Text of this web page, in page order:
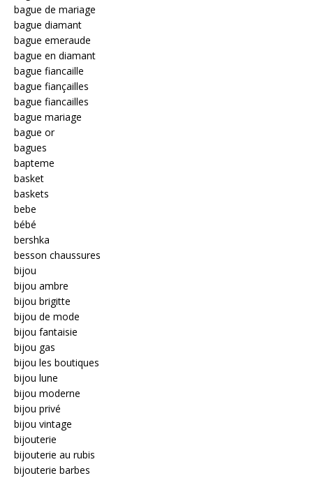
bague de mariage
bague diamant
bague emeraude
bague en diamant
bague fiancaille
bague fiançailles
bague fiancailles
bague mariage
bague or
bagues
bapteme
basket
baskets
bebe
bébé
bershka
besson chaussures
bijou
bijou ambre
bijou brigitte
bijou de mode
bijou fantaisie
bijou gas
bijou les boutiques
bijou lune
bijou moderne
bijou privé
bijou vintage
bijouterie
bijouterie au rubis
bijouterie barbes